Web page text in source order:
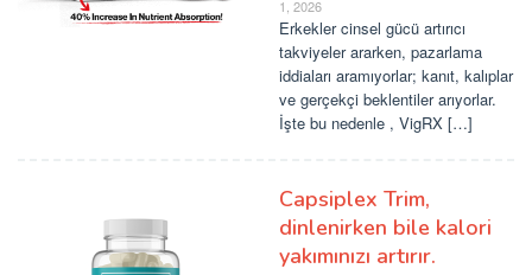
1, 2026
Erkekler cinsel gücü artırıcı
takviyeler ararken, pazarlama
iddiaları aramıyorlar; kanıt, kalıplar
ve gerçekçi beklentiler arıyorlar.
İşte bu nedenle , VigRX […]
Capsiplex Trim,
dinlenirken bile kalori
yakımınızı artırır.